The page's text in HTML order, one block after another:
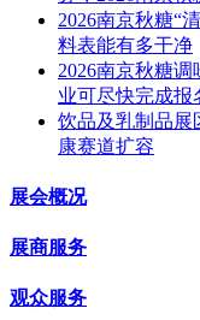
2026南京秋糖“
料表能有多干净
2026南京秋糖
业可尽快完成报
饮品及乳制品展
康赛道扩容
展会概况
展商服务
观众服务